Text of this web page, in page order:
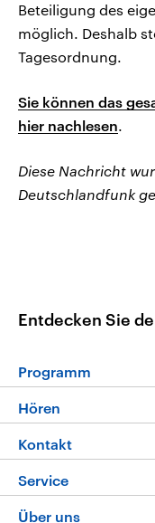
Beteiligung des
möglich. Deshalb
Tagesordnung.
Sie können das
hier nachlesen.
Diese Nachricht
Deutschlandfunk
Entdecken Sie
Programm
Programm
Die
Neue
Hören
Livestream
Podcasts
Kontakt
Hörerservice
Service
FAQ
Über uns